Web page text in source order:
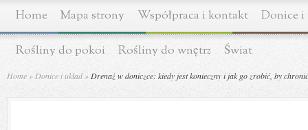
Home Mapa strony Współpraca i kontakt Donice i
Rośliny do pokoi Rośliny do wnętrz Świat
Home » Donice i układ » Drenaż w doniczce: kiedy jest konieczny i jak go zrobić, by